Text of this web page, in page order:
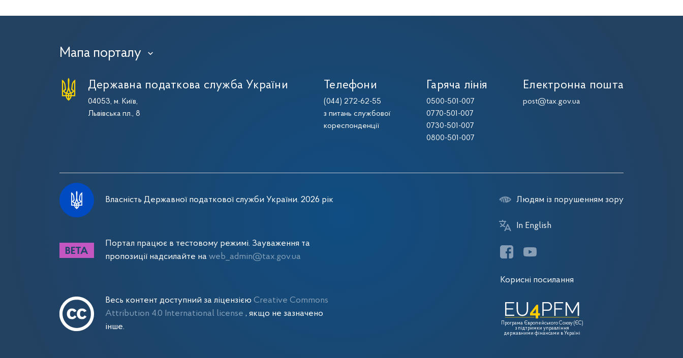
Мапа порталу ›
Державна податкова служба України
04053, м. Київ,
Львівська пл., 8
Телефони
(044) 272-62-55
з питань службової
кореспонденції
Гаряча лінія
0500-501-007
0770-501-007
0730-501-007
0800-501-007
Електронна пошта
post@tax.gov.ua
Власність Державної податкової служби України. 2026 рік
Портал працює в тестовому режимі. Зауваження та
пропозиції надсилайте на web_admin@tax.gov.ua
Весь контент доступний за ліцензією Creative Commons
Attribution 4.0 International license , якщо не зазначено
інше.
Людям із порушенням зору
In English
Корисні посилання
Програма Європейського Союзу (ЄС)
з підтримки управління
державними фінансами в Україні